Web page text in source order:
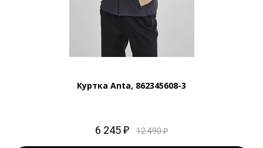
Куртка Anta, 862345608-3
6 245 ₽ 12 490 ₽